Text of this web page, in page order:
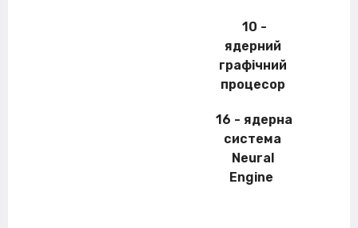
10 -
ядерний
графічний
процесор
16 - ядерна
система
Neural
Engine